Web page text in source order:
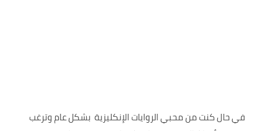
في حال كنت من محبي الروايات الإنكليزية بشكل عام وترغب